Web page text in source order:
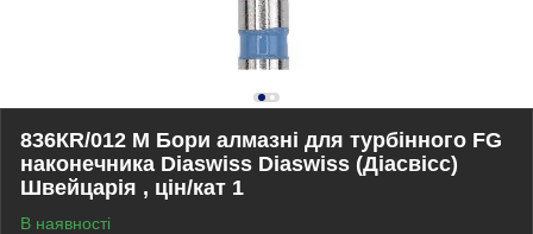
836КR/012 M Бори алмазні для турбінного FG
наконечника Diaswiss Diaswiss (Діасвісс)
Швейцарія , цін/кат 1
В наявності